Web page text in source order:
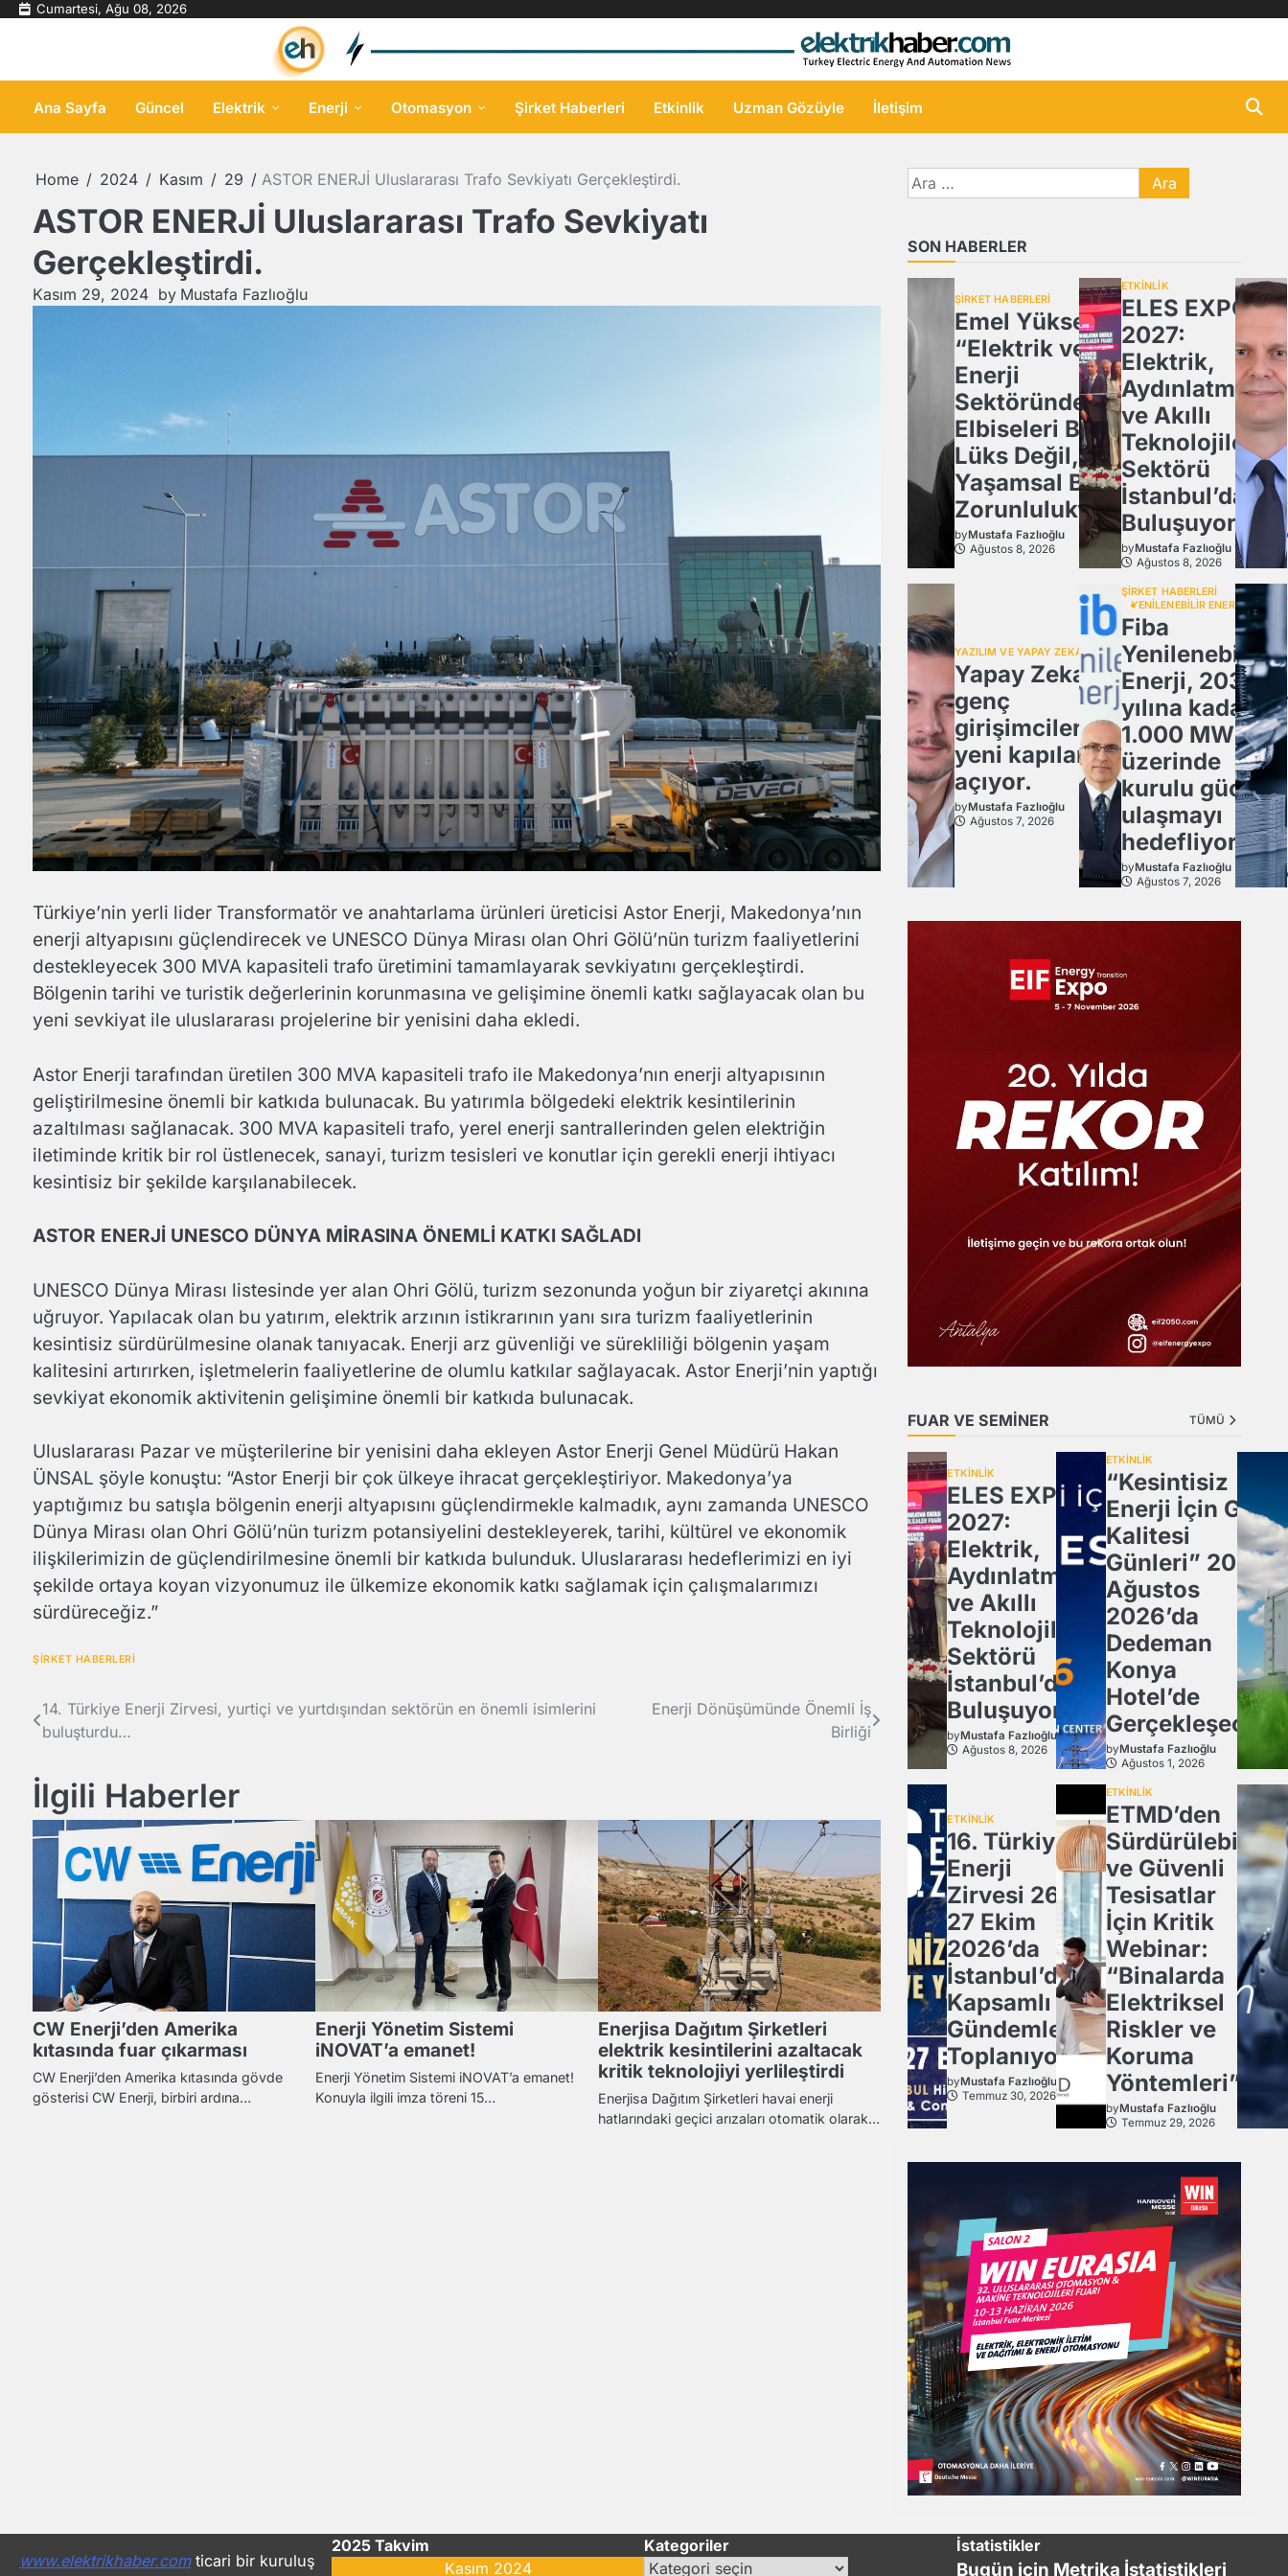
Skip Cumartesi, Ağu 08, 2026
Ana Sayfa Güncel Elektrik Enerji Otomasyon Şirket Haberleri Etkinlik Uzman Gözüyle İletişim
Home 2024 Kasım 29 ASTOR ENERJİ Uluslararası Trafo Sevkiyatı Gerçekleştirdi.
ASTOR ENERJİ Uluslararası Trafo Sevkiyatı
Gerçekleştirdi.
Kasım 29, 2024 by Mustafa Fazlıoğlu
Türkiye’nin yerli lider Transformatör ve anahtarlama ürünleri üreticisi Astor Enerji, Makedonya’nın
enerji altyapısını güçlendirecek ve UNESCO Dünya Mirası olan Ohri Gölü’nün turizm faaliyetlerini
destekleyecek 300 MVA kapasiteli trafo üretimini tamamlayarak sevkiyatını gerçekleştirdi.
Bölgenin tarihi ve turistik değerlerinin korunmasına ve gelişimine önemli katkı sağlayacak olan bu
yeni sevkiyat ile uluslararası projelerine bir yenisini daha ekledi.
Astor Enerji tarafından üretilen 300 MVA kapasiteli trafo ile Makedonya’nın enerji altyapısının
geliştirilmesine önemli bir katkıda bulunacak. Bu yatırımla bölgedeki elektrik kesintilerinin
azaltılması sağlanacak. 300 MVA kapasiteli trafo, yerel enerji santrallerinden gelen elektriğin
iletiminde kritik bir rol üstlenecek, sanayi, turizm tesisleri ve konutlar için gerekli enerji ihtiyacı
kesintisiz bir şekilde karşılanabilecek.
ASTOR ENERJİ UNESCO DÜNYA MİRASINA ÖNEMLİ KATKI SAĞLADI
UNESCO Dünya Mirası listesinde yer alan Ohri Gölü, turizm sezonunda yoğun bir ziyaretçi akınına
uğruyor. Yapılacak olan bu yatırım, elektrik arzının istikrarının yanı sıra turizm faaliyetlerinin
kesintisiz sürdürülmesine olanak tanıyacak. Enerji arz güvenliği ve sürekliliği bölgenin yaşam
kalitesini artırırken, işletmelerin faaliyetlerine de olumlu katkılar sağlayacak. Astor Enerji’nin yaptığı
sevkiyat ekonomik aktivitenin gelişimine önemli bir katkıda bulunacak.
Uluslararası Pazar ve müşterilerine bir yenisini daha ekleyen Astor Enerji Genel Müdürü Hakan
ÜNSAL şöyle konuştu: “Astor Enerji bir çok ülkeye ihracat gerçekleştiriyor. Makedonya’ya
yaptığımız bu satışla bölgenin enerji altyapısını güçlendirmekle kalmadık, aynı zamanda UNESCO
Dünya Mirası olan Ohri Gölü’nün turizm potansiyelini destekleyerek, tarihi, kültürel ve ekonomik
ilişkilerimizin de güçlendirilmesine önemli bir katkıda bulunduk. Uluslararası hedeflerimizi en iyi
şekilde ortaya koyan vizyonumuz ile ülkemize ekonomik katkı sağlamak için çalışmalarımızı
sürdüreceğiz.”
ŞİRKET HABERLERİ
Yazı
gezinmesi
14. Türkiye Enerji Zirvesi, yurtiçi ve yurtdışından sektörün en önemli isimlerini
buluşturdu…
Enerji Dönüşümünde Önemli İş
Birliği
İlgili Haberler
CW Enerji’den Amerika
kıtasında fuar çıkarması
CW Enerji’den Amerika kıtasında gövde
gösterisi CW Enerji, birbiri ardına…
Enerji Yönetim Sistemi
iNOVAT’a emanet!
Enerji Yönetim Sistemi iNOVAT’a emanet!
Konuyla ilgili imza töreni 15…
Enerjisa Dağıtım Şirketleri
elektrik kesintilerini azaltacak
kritik teknolojiyi yerlileştirdi
Enerjisa Dağıtım Şirketleri havai enerji
hatlarındaki geçici arızaları otomatik olarak…
Arama:
SON HABERLER
ŞİRKET HABERLERİ
Emel Yüksel:
“Elektrik ve
Enerji
Sektöründe İş
Elbiseleri Bir
Lüks Değil,
Yaşamsal Bir
Zorunluluktur
byMustafa Fazlıoğlu
Ağustos 8, 2026
ETKİNLİK
ELES EXPO
2027:
Elektrik,
Aydınlatma
ve Akıllı
Teknolojiler
Sektörü
İstanbul’da
Buluşuyor!
byMustafa Fazlıoğlu
Ağustos 8, 2026
YAZILIM VE YAPAY ZEKA
Yapay Zeka,
genç
girişimcilere
yeni kapılar
açıyor.
byMustafa Fazlıoğlu
Ağustos 7, 2026
ŞİRKET HABERLERİ
YENİLENEBİLİR ENERJİ
Fiba
Yenilenebilir
Enerji, 2030
yılına kadar
1.000 MW
üzerinde
kurulu güce
ulaşmayı
hedefliyor
byMustafa Fazlıoğlu
Ağustos 7, 2026
FUAR VE SEMİNER TÜMÜ
ETKİNLİK
ELES EXPO
2027:
Elektrik,
Aydınlatma
ve Akıllı
Teknolojiler
Sektörü
İstanbul’da
Buluşuyor!
byMustafa Fazlıoğlu
Ağustos 8, 2026
ETKİNLİK
“Kesintisiz
Enerji İçin Güç
Kalitesi
Günleri” 20
Ağustos
2026’da
Dedeman
Konya
Hotel’de
Gerçekleşecek
byMustafa Fazlıoğlu
Ağustos 1, 2026
ETKİNLİK
16. Türkiye
Enerji
Zirvesi 26-
27 Ekim
2026’da
İstanbul’da
Kapsamlı
Gündemle
Toplanıyor.
byMustafa Fazlıoğlu
Temmuz 30, 2026
ETKİNLİK
ETMD’den
Sürdürülebilir
ve Güvenli
Tesisatlar
İçin Kritik
Webinar:
“Binalarda
Elektriksel
Riskler ve
Koruma
Yöntemleri”
byMustafa Fazlıoğlu
Temmuz 29, 2026
www.elektrikhaber.comticari bir kuruluş
2025 Takvim
Kasım 2024
Kategoriler
Kategoriler
İstatistikler
Bugün için Metrika İstatistikleri